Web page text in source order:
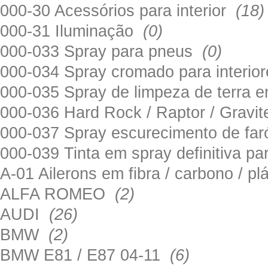
000-30 Acessórios para interior (18)
000-31 Iluminação (0)
000-033 Spray para pneus (0)
000-034 Spray cromado para
000-035 Spray de limpeza de terra
000-036 Hard Rock / Raptor /
000-037 Spray escurecimento de
000-039 Tinta em spray definitiva
A-01 Ailerons em fibra / carbono /
ALFA ROMEO (2)
AUDI (26)
BMW (2)
BMW E81 / E87 04-11 (6)